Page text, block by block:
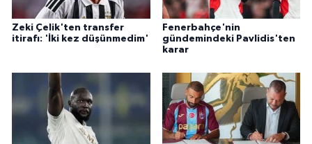
Zeki Çelik'ten transfer
itirafı: 'İki kez düşünmedim'
Fenerbahçe'nin
gündemindeki Pavlidis'ten
karar